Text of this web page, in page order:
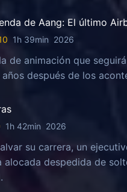
de Aang: El último
1h 39min 2026
de animación que
después de los
1h 42min 2026
su carrera, un
alocada despedida de